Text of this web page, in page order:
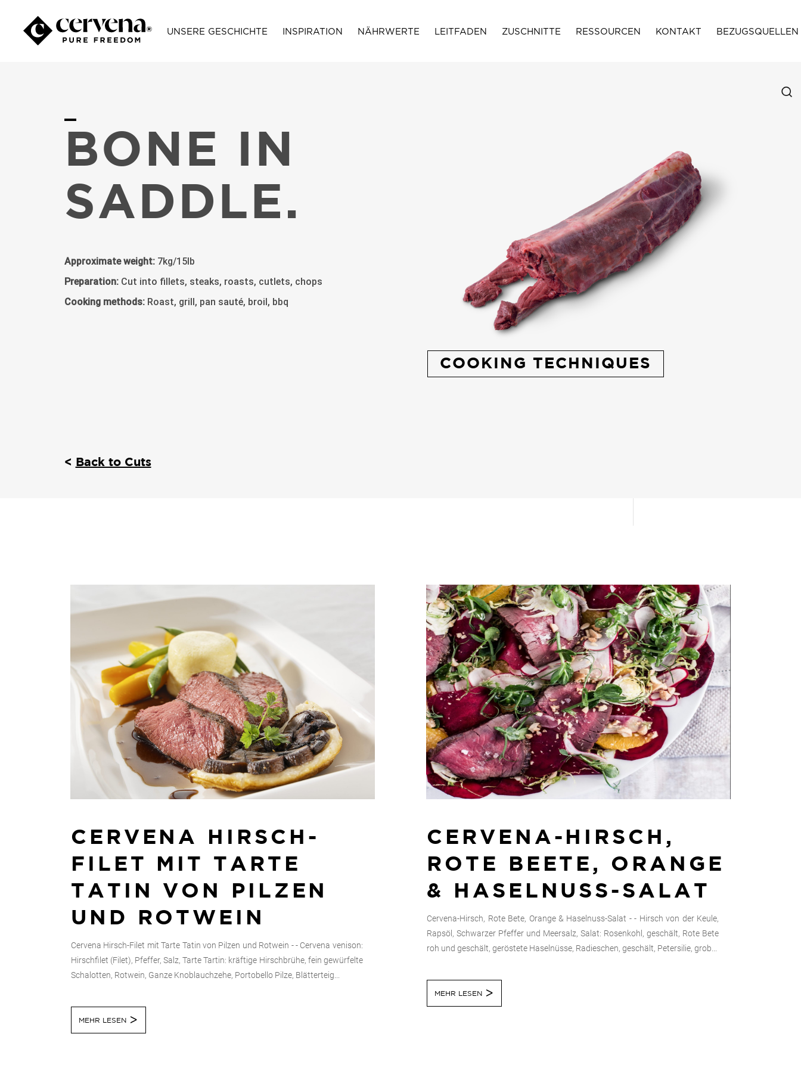
UNSERE GESCHICHTE INSPIRATION NÄHRWERTE LEITFADEN ZUSCHNITTE RESSOURCEN KONTAKT BEZUGSQUELLEN
BONE IN
SADDLE.
Approximate weight:7kg/15lb
Preparation:Cut into fillets, steaks, roasts, cutlets, chops
Cooking methods:Roast, grill, pan sauté, broil, bbq
< Back to Cuts
COOKING TECHNIQUES
CERVENA HIRSCH-
FILET MIT TARTE
TATIN VON PILZEN
UND ROTWEIN
Cervena Hirsch-Filet mit Tarte Tatin von Pilzen und Rotwein - - Cervena venison:
Hirschfilet (Filet), Pfeffer, Salz, Tarte Tartin: kräftige Hirschbrühe, fein gewürfelte
Schalotten, Rotwein, Ganze Knoblauchzehe, Portobello Pilze, Blätterteig...
MEHR LESEN
CERVENA-HIRSCH,
ROTE BEETE, ORANGE
& HASELNUSS-SALAT
Cervena-Hirsch, Rote Bete, Orange & Haselnuss-Salat - - Hirsch von der Keule,
Rapsöl, Schwarzer Pfeffer und Meersalz, Salat: Rosenkohl, geschält, Rote Bete
roh und geschält, geröstete Haselnüsse, Radieschen, geschält, Petersilie, grob...
MEHR LESEN